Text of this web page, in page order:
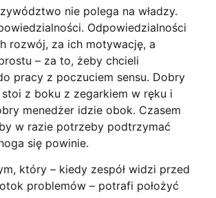
nie polega na władzy.
Odpowiedzialności
rozwój, za ich motywację, a
– za to, żeby chcieli
pracy z poczuciem sensu. Dobry
stoi z boku z zegarkiem w ręku i
menedżer idzie obok. Czasem
w razie potrzeby podtrzymać
się powinie.
który – kiedy zespół widzi przed
problemów – potrafi położyć